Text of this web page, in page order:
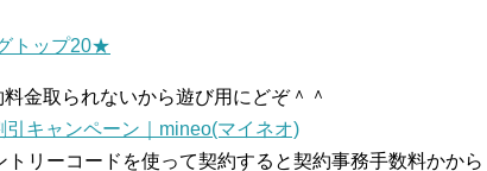
トップ20★
金取られないから遊び用にどぞ＾＾
キャンペーン｜mineo(マイネオ)
リーコードを使って契約すると契約事務手数料かから